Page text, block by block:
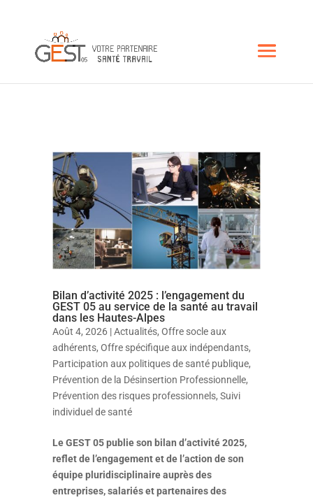
Bilan d’activité 2025 : l’engagement du
GEST 05 au service de la santé au travail
dans les Hautes-Alpes
Août 4, 2026|Actualités, Offre socle aux
adhérents, Offre spécifique aux indépendants,
Participation aux politiques de santé publique,
Prévention de la Désinsertion Professionnelle,
Prévention des risques professionnels, Suivi
individuel de santé
Le GEST 05 publie son bilan d’activité 2025,
reflet de l’engagement et de l’action de son
équipe pluridisciplinaire auprès des
entreprises, salariés et partenaires des